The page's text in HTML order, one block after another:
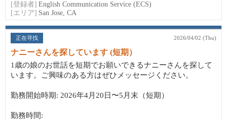
[登録者] English Communication Service (ECS)
[エリア] San Jose, CA
正在寻找 2026/04/02 (Thu)
ナニーさんを探しています (短期）
1歳の娘のお世話を短期でお願いできるナニーさんを探して
います。ご興味のある方はぜひメッセージください。
勤務開始時期: 2026年4月20日〜5月末（短期）
勤務時間: